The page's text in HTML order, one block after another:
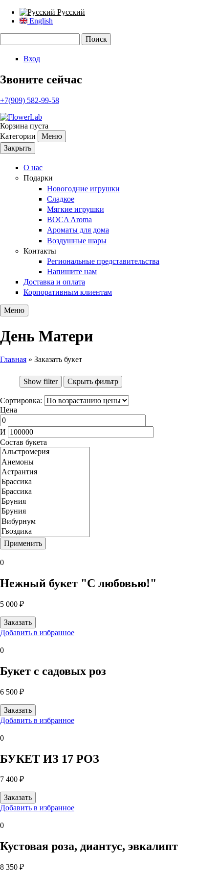
Русский
English
Форма поиска
Вход
Звоните сейчас
+7(909) 582-99-58
Корзина пуста
Категории
Меню
Закрыть
О нас
Подарки
Новогодние игрушки
Сладкое
Мягкие игрушки
BOCA Aroma
Ароматы для дома
Воздушные шары
Контакты
Региональные представительства
Напишите нам
Доставка и оплата
Корпоративным клиентам
Меню
День Матери
Главная » Заказать букет
Show filter Скрыть фильтр
Сортировка:
Цена
И
Состав букета
0
Нежный букет "С любовью!"
5 000 ₽
Добавить в избранное
0
Букет с садовых роз
6 500 ₽
Добавить в избранное
0
БУКЕТ ИЗ 17 РОЗ
7 400 ₽
Добавить в избранное
0
Кустовая роза, диантус, эвкалипт
8 350 ₽